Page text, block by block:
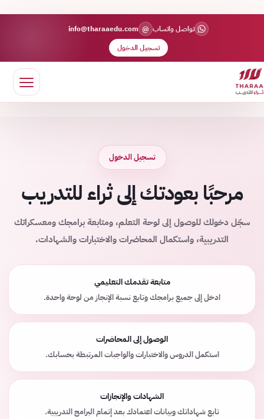
تواصل واتساب @
info@tharaaedu.com
تسجيل الدخول
تسجيل الدخول
مرحبًا بعودتك إلى ثراء للتدريب
سجّل دخولك للوصول إلى لوحة التعلم، ومتابعة برامجك ومعسكراتك
التدريبية، واستكمال المحاضرات والاختبارات والشهادات.
متابعة تقدمك التعليمي
ادخل إلى جميع برامجك وتابع نسبة الإنجاز من لوحة واحدة.
الوصول إلى المحاضرات
استكمل الدروس والاختبارات والواجبات المرتبطة بحسابك.
الشهادات والإنجازات
تابع شهاداتك وبيانات اعتمادك بعد إتمام البرامج التدريبية.